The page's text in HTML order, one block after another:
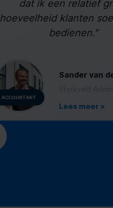
dat ik een relatief
hoeveelheid klanten
bedienen."
Sander van
Lees meer >
ACCOUNTANT